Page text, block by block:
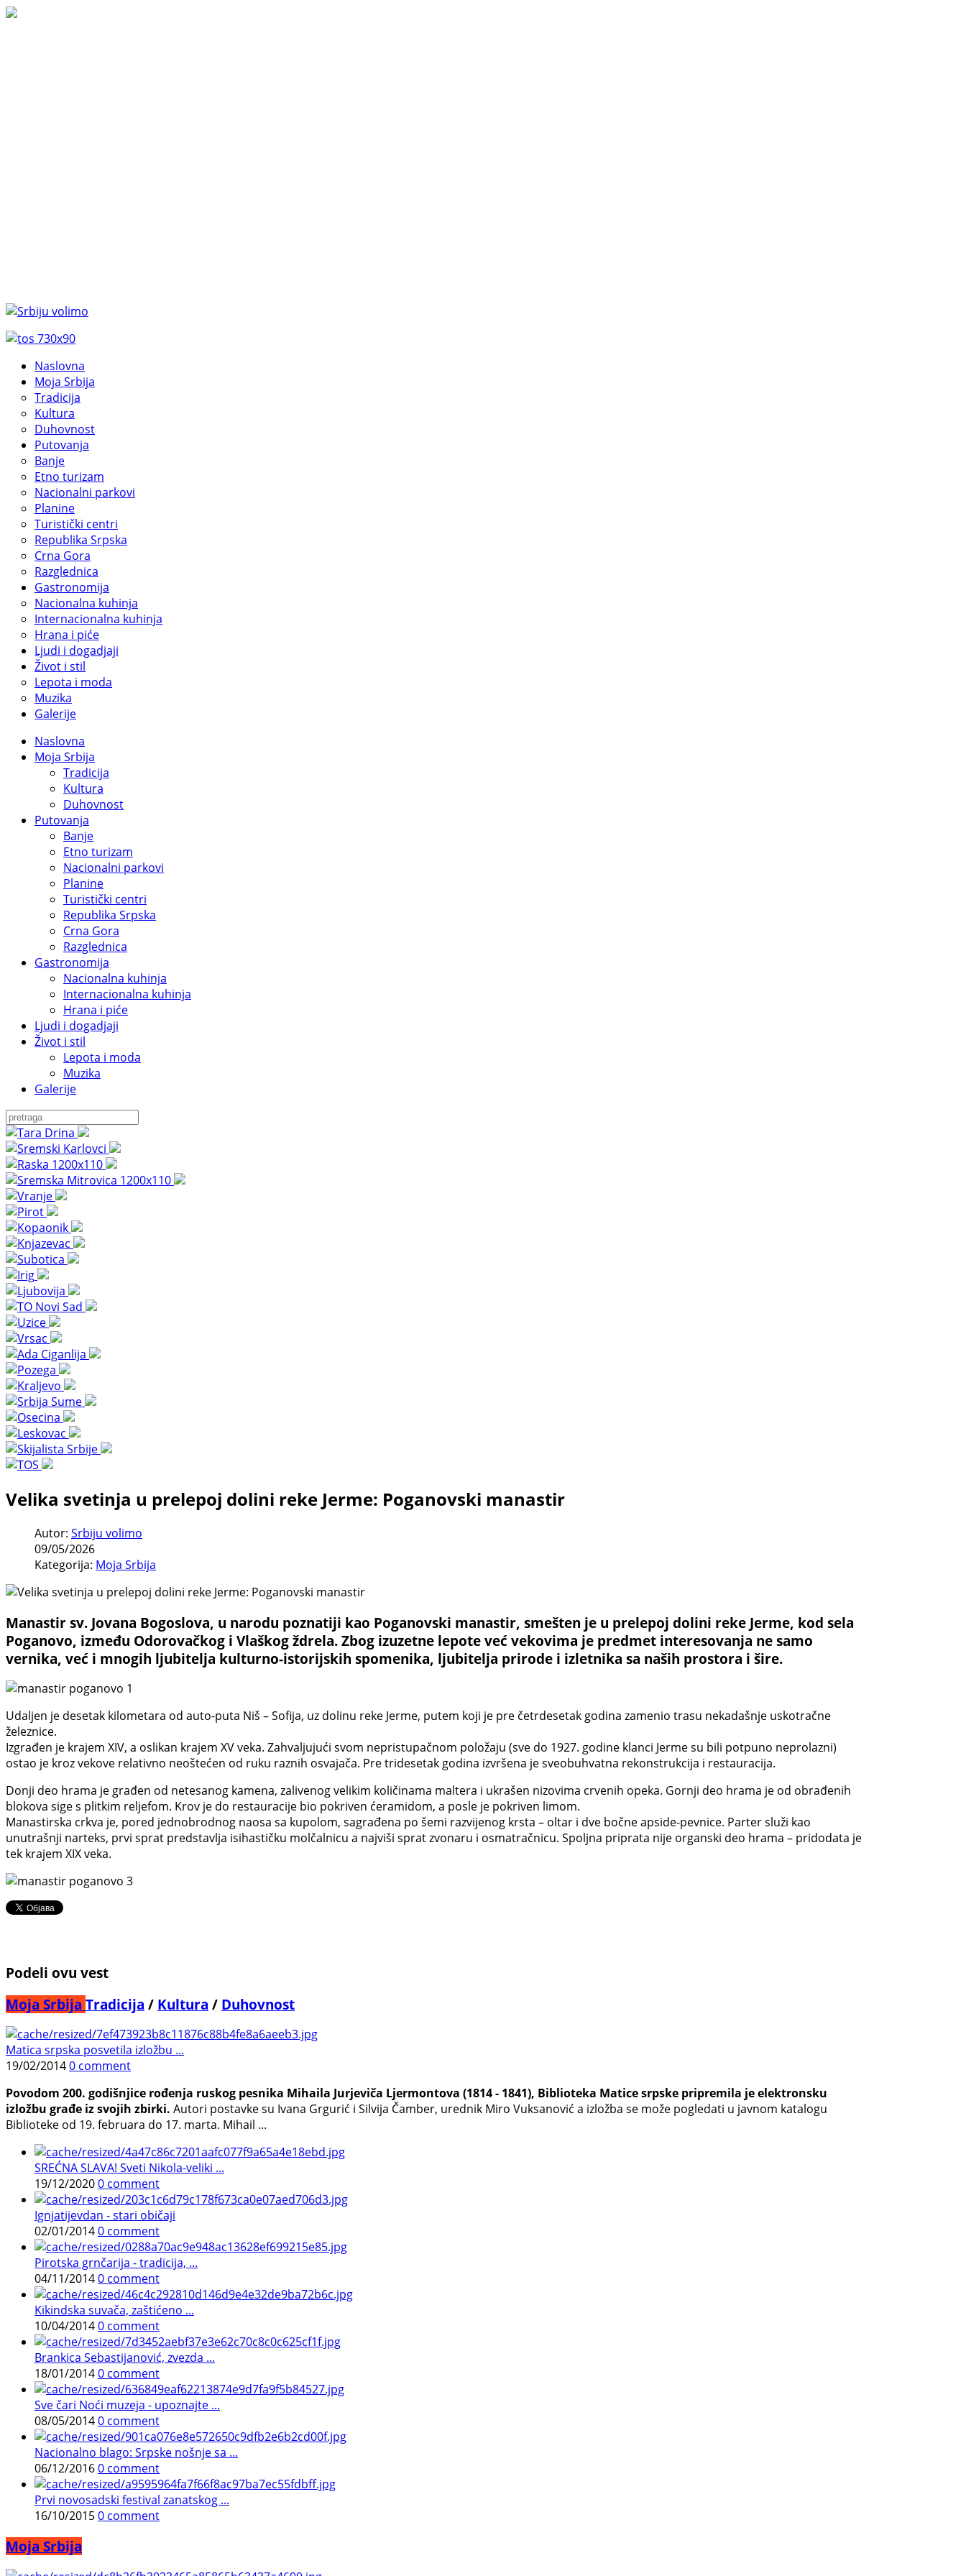
Naslovna
Moja Srbija
Tradicija
Kultura
Duhovnost
Putovanja
Banje
Etno turizam
Nacionalni parkovi
Planine
Turistički centri
Republika Srpska
Crna Gora
Razglednica
Gastronomija
Nacionalna kuhinja
Internacionalna kuhinja
Hrana i piće
Ljudi i dogadjaji
Život i stil
Lepota i moda
Muzika
Galerije
Naslovna
Moja Srbija
Tradicija
Kultura
Duhovnost
Putovanja
Banje
Etno turizam
Nacionalni parkovi
Planine
Turistički centri
Republika Srpska
Crna Gora
Razglednica
Gastronomija
Nacionalna kuhinja
Internacionalna kuhinja
Hrana i piće
Ljudi i dogadjaji
Život i stil
Lepota i moda
Muzika
Galerije
Velika svetinja u prelepoj dolini reke Jerme: Poganovski manastir
Autor: Srbiju volimo
09/05/2026
Kategorija: Moja Srbija
Manastir sv. Jovana Bogoslova, u narodu poznatiji kao Poganovski manastir, smešten je u prelepoj dolini reke Jerme, kod sela
Poganovo, između Odorovačkog i Vlaškog ždrela. Zbog izuzetne lepote već vekovima je predmet interesovanja ne samo
vernika, već i mnogih ljubitelja kulturno-istorijskih spomenika, ljubitelja prirode i izletnika sa naših prostora i šire.
Udaljen je desetak kilometara od auto-puta Niš – Sofija, uz dolinu reke Jerme, putem koji je pre četrdesetak godina zamenio trasu nekadašnje uskotračne
železnice.
Izgrađen je krajem XIV, a oslikan krajem XV veka. Zahvaljujući svom nepristupačnom položaju (sve do 1927. godine klanci Jerme su bili potpuno neprolazni)
ostao je kroz vekove relativno neoštećen od ruku raznih osvajača. Pre tridesetak godina izvršena je sveobuhvatna rekonstrukcija i restauracija.
Donji deo hrama je građen od netesanog kamena, zalivenog velikim količinama maltera i ukrašen nizovima crvenih opeka. Gornji deo hrama je od obrađenih
blokova sige s plitkim reljefom. Krov je do restauracije bio pokriven ćeramidom, a posle je pokriven limom.
Manastirska crkva je, pored jednobrodnog naosa sa kupolom, sagrađena po šemi razvijenog krsta – oltar i dve bočne apside-pevnice. Parter služi kao
unutrašnji narteks, prvi sprat predstavlja isihastičku molčalnicu a najviši sprat zvonaru i osmatračnicu. Spoljna priprata nije organski deo hrama – pridodata je
tek krajem XIX veka.
Podeli ovu vest
Moja Srbija Tradicija / Kultura / Duhovnost
Matica srpska posvetila izložbu ...
19/02/20140 comment
Povodom 200. godišnjice rođenja ruskog pesnika Mihaila Jurjeviča Ljermontova (1814 - 1841), Biblioteka Matice srpske pripremila je elektronsku
izložbu građe iz svojih zbirki. Autori postavke su Ivana Grgurić i Silvija Čamber, urednik Miro Vuksanović a izložba se može pogledati u javnom katalogu
Biblioteke od 19. februara do 17. marta. Mihail ...
SREĆNA SLAVA! Sveti Nikola-veliki ...
19/12/20200 comment
Ignjatijevdan - stari običaji
02/01/20140 comment
Pirotska grnčarija - tradicija, ...
04/11/20140 comment
Kikindska suvača, zaštićeno ...
10/04/20140 comment
Brankica Sebastijanović, zvezda ...
18/01/20140 comment
Sve čari Noći muzeja - upoznajte ...
08/05/20140 comment
Nacionalno blago: Srpske nošnje sa ...
06/12/20160 comment
Prvi novosadski festival zanatskog ...
16/10/20150 comment
Moja Srbija